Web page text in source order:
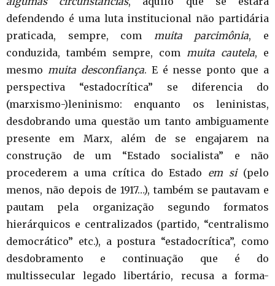
defendendo é uma luta institucional não partidária
praticada, sempre, com muita parcimônia, e
conduzida, também sempre, com muita cautela, e
mesmo muita desconfiança. E é nesse ponto que a
perspectiva “estadocrítica” se diferencia do
(marxismo-)leninismo: enquanto os leninistas,
desdobrando uma questão um tanto ambiguamente
presente em Marx, além de se engajarem na
construção de um “Estado socialista” e não
procederem a uma crítica do Estado em si(pelo
menos, não depois de 1917…), também se pautavam e
pautam pela organização segundo formatos
hierárquicos e centralizados (partido, “centralismo
democrático” etc.), a postura “estadocrítica”, como
desdobramento e continuação que é do
multissecular legado libertário, recusa a forma-